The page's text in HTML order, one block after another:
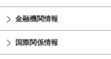
金融機関情報
国際関係情報